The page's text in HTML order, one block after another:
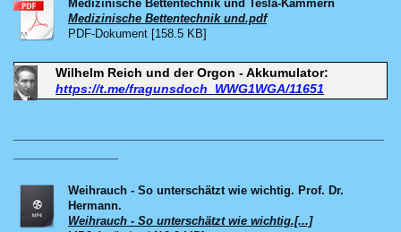
Medizinische Bettentechnik und Tesla-Kammern
Medizinische Bettentechnik und.pdf
PDF-Dokument [158.5 KB]
Wilhelm Reich und der Orgon - Akkumulator:
https://t.me/fragunsdoch_WWG1WGA/11651
Weihrauch - So unterschätzt wie wichtig. Prof. Dr.
Hermann.
Weihrauch - So unterschätzt wie wichtig.[...]